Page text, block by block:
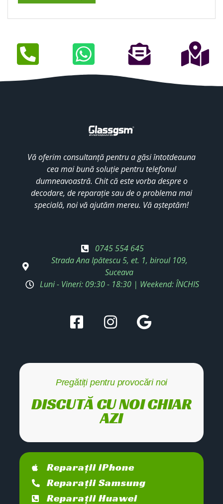
Vă oferim consultanță pentru a găsi întotdeauna
cea mai bună soluție pentru telefonul
dumneavoastră. Chit că este vorba despre o
decodare, de reparație sau de o problema mai
specială, noi vă ajutăm mereu. Vă așteptăm!
0745 554 645
Strada Ana Ipătescu 5, et. 1, biroul 109,
Suceava
Luni - Vineri: 09:30 - 18:30 | Weekend: ÎNCHIS
Pregătiți pentru provocări noi
DISCUTĂ CU NOI CHIAR
AZI
Reparații iPhone
Reparații Samsung
Reparații Huawei